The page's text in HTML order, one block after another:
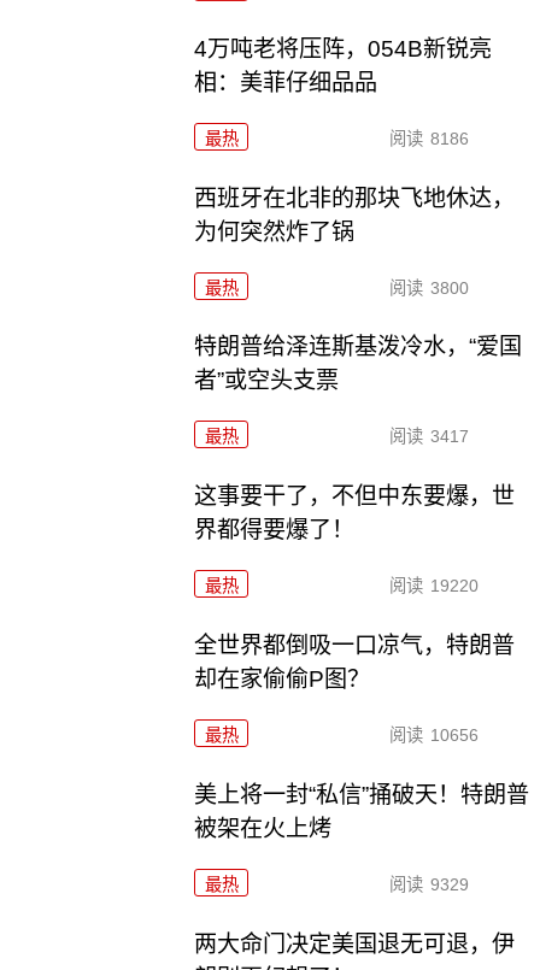
4万吨老将压阵，054B新锐亮
相：美菲仔细品品
最热 阅读 8186
西班牙在北非的那块飞地休达，
为何突然炸了锅
最热 阅读 3800
特朗普给泽连斯基泼冷水，“爱国
者”或空头支票
最热 阅读 3417
这事要干了，不但中东要爆，世
界都得要爆了！
最热 阅读 19220
全世界都倒吸一口凉气，特朗普
却在家偷偷P图？
最热 阅读 10656
美上将一封“私信”捅破天！特朗普
被架在火上烤
最热 阅读 9329
两大命门决定美国退无可退，伊